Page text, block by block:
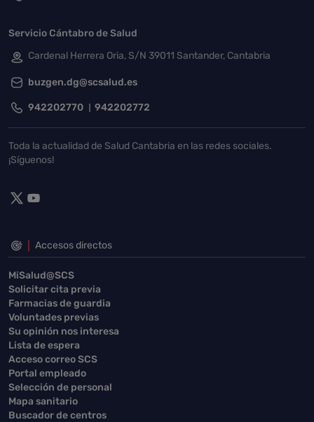
Servicio Cántabro de Salud
Cardenal Herrera Oria, S/N 39011 Santander, Cantabria
buzgen.dg@scsalud.es
942202770 942202772
Toda la actualidad de Salud Cantabria en las redes sociales.
¡Síguenos!
Accesos directos
MiSalud@SCS
Solicitar cita previa
Farmacias de guardia
Voluntades previas
Su opinión nos interesa
Lista de espera
Acceso correo SCS
Portal empleado
Selección de personal
Mapa sanitario
Buscador de centros